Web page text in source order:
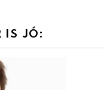
IS JÓ: